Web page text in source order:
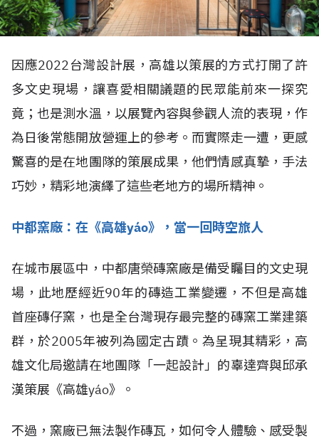
因應2022台灣設計展，高雄以策展的方式打開了許
多文史現場，讓喜愛相關議題的民眾能前來一探究
竟；也是測水溫，以展覽內容與參觀人流的表現，作
為日後常態開放營運上的參考。而實際走一遭，更感
驚喜的是在地團隊的策展成果，他們情感真摯，手法
巧妙，精彩地演繹了這些老地方的場所精神。
中都窯廠：在《高雄yáo》 ，當一回時空旅人
在城市展區中，中都唐榮磚窯廠是備受矚目的文史現
場，此地歷經近90年的磚造工業變遷，不但是高雄
首座磚仔窯，也是全台灣現存最完整的磚窯工業建築
群，於2005年被列為國定古蹟。為呈現其精彩，高
雄文化局邀請在地團隊「一起設計」的辜達齊與邱承
漢策展《高雄yáo》。
不過，窯廠已無法製作磚瓦，如何令人體驗、感受製